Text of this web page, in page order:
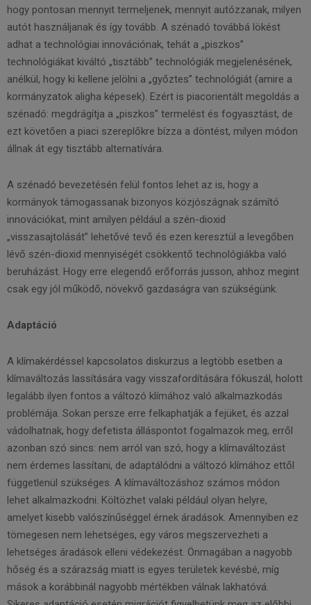
hogy pontosan mennyit termeljenek, mennyit autózzanak, milyen
autót használjanak és így tovább. A szénadó továbbá lökést
adhat a technológiai innovációnak, tehát a „piszkos”
technológiákat kiváltó „tisztább” technológiák megjelenésének,
anélkül, hogy ki kellene jelölni a „győztes” technológiát (amire a
kormányzatok aligha képesek). Ezért is piacorientált megoldás a
szénadó: megdrágítja a „piszkos” termelést és fogyasztást, de
ezt követően a piaci szereplőkre bízza a döntést, milyen módon
állnak át egy tisztább alternatívára.
A szénadó bevezetésén felül fontos lehet az is, hogy a
kormányok támogassanak bizonyos közjószágnak számító
innovációkat, mint amilyen például a szén-dioxid
„visszasajtolását” lehetővé tevő és ezen keresztül a levegőben
lévő szén-dioxid mennyiségét csökkentő technológiákba való
beruházást. Hogy erre elegendő erőforrás jusson, ahhoz megint
csak egy jól működő, növekvő gazdaságra van szükségünk.
Adaptáció
A klímakérdéssel kapcsolatos diskurzus a legtöbb esetben a
klímaváltozás lassítására vagy visszafordítására fókuszál, holott
legalább ilyen fontos a változó klímához való alkalmazkodás
problémája. Sokan persze erre felkaphatják a fejüket, és azzal
vádolhatnak, hogy defetista álláspontot fogalmazok meg, erről
azonban szó sincs: nem arról van szó, hogy a klímaváltozást
nem érdemes lassítani, de adaptálódni a változó klímához ettől
függetlenül szükséges. A klímaváltozáshoz számos módon
lehet alkalmazkodni. Költözhet valaki például olyan helyre,
amelyet kisebb valószínűséggel érnek áradások. Amennyiben ez
tömegesen nem lehetséges, egy város megszervezheti a
lehetséges áradások elleni védekezést. Önmagában a nagyobb
hőség és a szárazság miatt is egyes területek kevésbé, míg
mások a korábbinál nagyobb mértékben válnak lakhatóvá.